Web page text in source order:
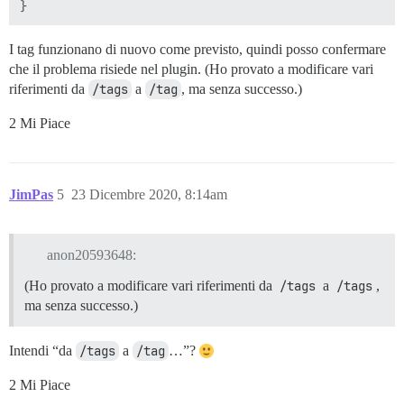
I tag funzionano di nuovo come previsto, quindi posso confermare
che il problema risiede nel plugin. (Ho provato a modificare vari
riferimenti da
/tags a /tag , ma senza successo.)
2 Mi Piace
JimPas 23 Dicembre 2020, 8:14am
5
anon20593648:
(Ho provato a modificare vari riferimenti da
/tags a /tags ,
ma senza successo.)
Intendi “da /tags a /tag …”?
2 Mi Piace